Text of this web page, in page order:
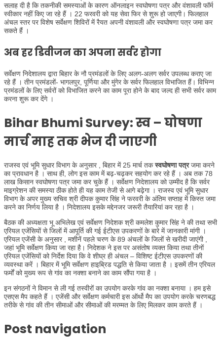
सलाह दी है कि तकनीकी समस्याओं के कारण ऑनलाइन स्वघोषणा पत्र और वंशावली फॉर्म
स्वीकार नहीं किए जा रहे हैं । 22 फरवरी को यह सेवा फिर से शुरू हो जाएगी। फिलहाल
अंचल स्तर पर विशेष सर्वेक्षण शिविरों में रैयत अपनी वंशावली और स्वघोषणा पत्र जमा कर
सकते हैं ।
अब हर डिवीजन का अपना सर्वर होगा
सर्वेक्षण निदेशालय द्वारा बिहार के नौ प्रमंडलों के लिए अलग-अलग सर्वर उपलब्ध कराए जा
रहे हैं । तीन प्रमंडलों- भागलपुर, पूर्णिया और मुंगेर के सर्वर फिलहाल विभाजित हैं। विभिन्न
प्रमंडलों के लिए सर्वरों को विभाजित करने का काम पूरा होने के बाद जल्द ही सभी सर्वर काम
करना शुरू कर देंगे ।
Bihar Bhumi Survey: स्व – घोषणा
मार्च माह तक भेज दी जाएगी
राजस्व एवं भूमि सुधार विभाग के अनुसार , बिहार में 25 मार्च तकस्वघोषणा पत्रजमा करने
का प्रावधान है । साथ ही, लोग इस काम में बढ़-चढ़कर सहयोग कर रहे हैं । अब तक 78
लाख किसान स्वघोषणा पत्र जमा कर चुके हैं । सर्वेक्षण निदेशालय को उम्मीद है कि सर्वर
माइग्रेशन की समस्या ठीक होते ही यह काम तेजी से आगे बढ़ेगा । राजस्व एवं भूमि सुधार
विभाग के अपर मुख्य सचिव श्री दीपक कुमार सिंह ने फरवरी के अंतिम सप्ताह में किस्त जमा
करने का निर्णय लिया है । निदेशालय इसके मद्देनजर जरूरी तैयारियां कर रहा है ।
बैठक की अध्यक्षता भू अभिलेख एवं सर्वेक्षण निदेशक श्री कमलेश कुमार सिंह ने की तथा सभी
एरियल एजेंसियों से जिलों में आपूर्ति की गई ईटीएस उपकरणों के बारे में जानकारी मांगी ।
एरियल एजेंसी के अनुसार , मशीनें पहले चरण के 89 अंचलों के जिलों से खरीदी जाएंगी ,
जहां भूमि सर्वेक्षण किया जा रहा है। निदेशक ने इस पर असंतोष व्यक्त किया तथा तीनों
एरियल एजेंसियों को निर्देश दिया कि वे शीघ्र ही अंचल – विशिष्ट ईटीएस उपकरणों की
व्यवस्था करें । बिहार में भूमि सर्वेक्षण हाइब्रिड पद्धति से किया जाता है । इसमें तीन एरियल
फर्मों को मुख्य रूप से गांव का नक्शा बनाने का काम सौंपा गया है ।
इन संगठनों ने विमान से ली गई तस्वीरों का उपयोग करके गांव का नक्शा बनाया । हम इसे
एसएस मैप कहते हैं । एजेंसी और सर्वेक्षण कर्मचारी इस ऑर्थो मैप का उपयोग करके चरणबद्ध
तरीके से गांव की तीन सीमाओं और सीमाओं की मरम्मत के लिए मिलकर काम करते हैं ।
Post navigation